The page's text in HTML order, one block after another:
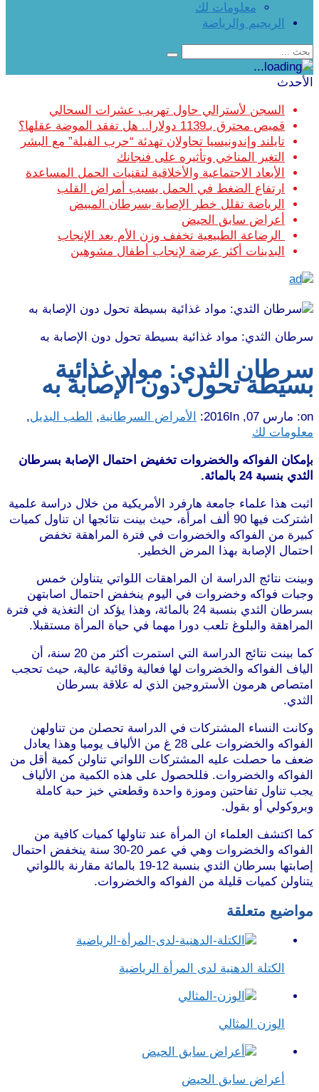
معلومات لك
الريجيم والرياضة
الأحدث
السجن لأسترالي حاول تهريب عشرات السحالي
قميص محترق بـ1139 دولارا.. هل تفقد الموضة عقلها؟
تايلند وإندونيسيا تحاولان تهدئة “حرب الفيلة” مع البشر
التغير المناخي وتأثيره على فنجانك
الأبعاد الاجتماعية والأخلاقية لتقنيات الحمل المساعدة
ارتفاع الضغط في الحمل يسبب أمراض القلب
الرياضة تقلل خطر الإصابة بسرطان المبيض
أعراض سابق الحيض
الرضاعة الطبيعية تخفف وزن الأم بعد الإنجاب
البدينات أكثر عرضة لإنجاب أطفال مشوهين
سرطان الثدي: مواد غذائية بسيطة تحول دون الإصابة به
سرطان الثدي: مواد غذائية
بسيطة تحول دون الإصابة به
on: مارس 07, 2016 In: الأمراض السرطانية, الطب البديل,
معلومات لك
بإمكان الفواكه والخضروات تخفيض احتمال الإصابة بسرطان
الثدي بنسبة 24 بالمائة.
اثبت هذا علماء جامعة هارفرد الأمريكية من خلال دراسة علمية
اشتركت فيها 90 ألف امرأة، حيث بينت نتائجها ان تناول كميات
كبيرة من الفواكه والخضروات في فترة المراهقة تخفض
احتمال الإصابة بهذا المرض الخطير.
وبينت نتائج الدراسة ان المراهقات اللواتي يتناولن خمس
وجبات فواكه وخضروات في اليوم ينخفض احتمال اصابتهن
بسرطان الثدي بنسبة 24 بالمائة، وهذا يؤكد ان التغذية في فترة
المراهقة والبلوغ تلعب دورا مهما في حياة المرأة مستقبلا.
كما بينت نتائج الدراسة التي استمرت أكثر من 20 سنة، أن
الياف الفواكه والخضروات لها فعالية وقائية عالية، حيث تحجب
امتصاص هرمون الأستروجين الذي له علاقة بسرطان
الثدي.
وكانت النساء المشتركات في الدراسة تحصلن من تناولهن
الفواكه والخضروات على 28 غ من الألياف يوميا وهذا يعادل
ضعف ما حصلت عليه المشتركات اللواتي تناولن كمية أقل من
الفواكه والخضروات. فللحصول على هذه الكمية من الألياف
يجب تناول تفاحتين وموزة واحدة وقطعتي خبز حبة كاملة
وبروكولي أو بقول.
كما اكتشف العلماء ان المرأة عند تناولها كميات كافية من
الفواكه والخضروات وهي في عمر 20-30 سنة ينخفض احتمال
إصابتها بسرطان الثدي بنسبة 12-19 بالمائة مقارنة باللواتي
يتناولن كميات قليلة من الفواكه والخضروات.
مواضيع متعلقة
الكتلة الدهنية لدى المرأة الرياضية
الوزن المثالي
أعراض سابق الحيض